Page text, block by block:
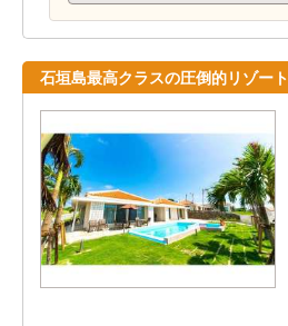
石垣島最高クラスの圧倒的リゾート